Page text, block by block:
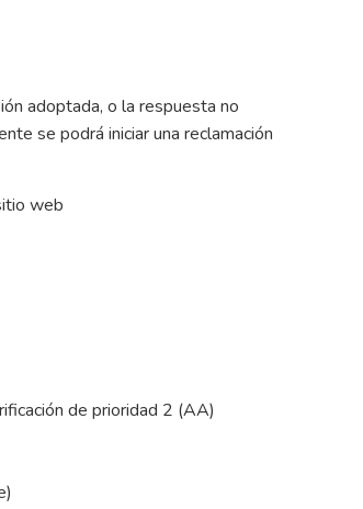
adoptada, o la respuesta no
se podrá iniciar una reclamación
web
de prioridad 2 (AA)